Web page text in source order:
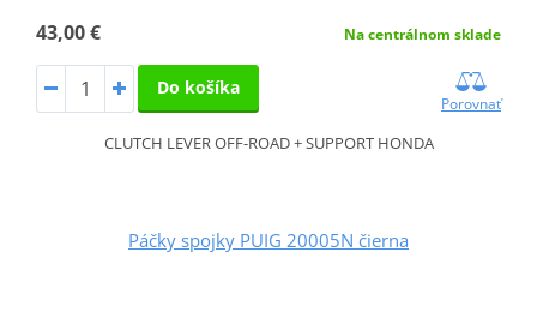
43,00 € Na centrálnom sklade
Do košíka
Porovnať
CLUTCH LEVER OFF-ROAD + SUPPORT HONDA
Páčky spojky PUIG 20005N čierna